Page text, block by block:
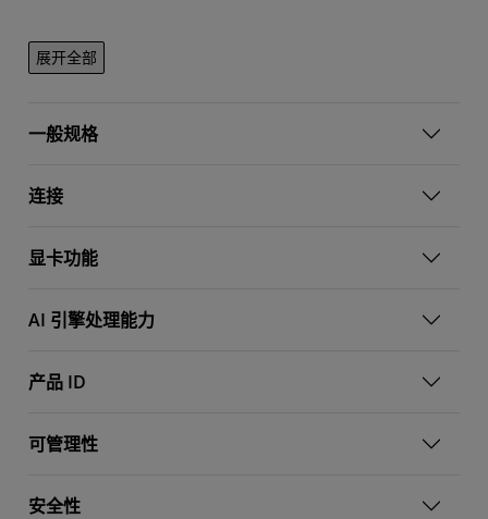
展开全部
一般规格
连接
显卡功能
AI 引擎处理能力
产品 ID
可管理性
安全性